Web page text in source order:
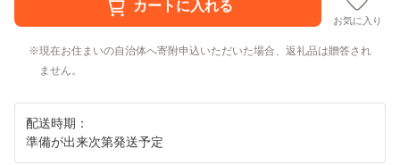
お気に入り
現在お住まいの自治体へ寄附申込いただいた場合、返礼品は贈答され
ません。
配送時期：
準備が出来次第発送予定